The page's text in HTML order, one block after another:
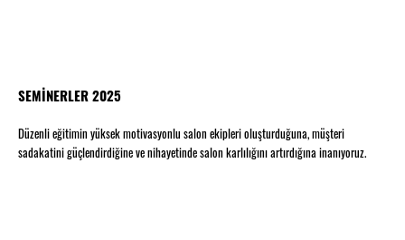
SEMİNERLER 2025
Düzenli eğitimin yüksek motivasyonlu salon ekipleri oluşturduğuna, müşteri
sadakatini güçlendirdiğine ve nihayetinde salon karlılığını artırdığına inanıyoruz.